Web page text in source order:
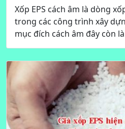
Xốp EPS cách âm là dòng
trong các công trình xây
mục đích cách âm đây còn